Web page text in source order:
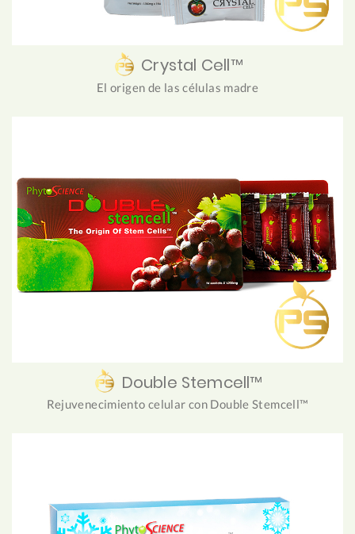
Crystal Cell™
El origen de las células madre
Double Stemcell™
Rejuvenecimiento celular con Double Stemcell™